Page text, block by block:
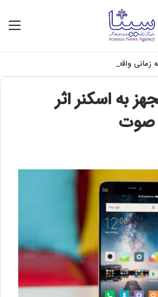
واقعی می‌شود؟
به اسکنر اثر
صوت